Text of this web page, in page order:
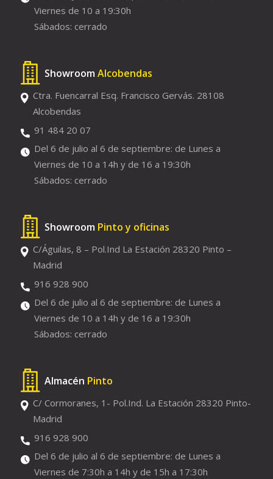
Viernes de 10 a 19:30h
Sábados: cerrado
Showroom Alcobendas
Ctra. Fuencarral Esq. Francisco Gervás. 28108
Alcobendas
91 484 20 07
Del 6 de julio al 6 de septiembre: de Lunes a
Viernes de 10 a 14h y de 16 a 19:30h
Sábados: cerrado
Showroom Pinto y oficinas
C/Águilas, 8 – Pol.Ind La Estación 28320 Pinto –
Madrid
916 928 900
Del 6 de julio al 6 de septiembre: de Lunes a
Viernes de 10 a 14h y de 16 a 19:30h
Sábados: cerrado
Almacén Pinto
C/ Cormoranes, 1- Pol.Ind. La Estación 28320 Pinto-
Madrid
916 928 900
Del 6 de julio al 6 de septiembre: de Lunes a
Viernes de 7:30h a 14h y de 15h a 17:30h